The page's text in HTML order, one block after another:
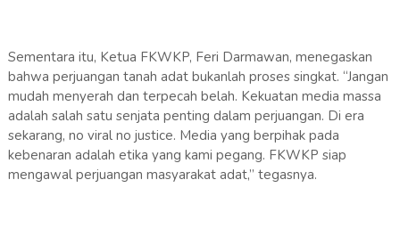
‎Sementara itu, Ketua FKWKP, Feri Darmawan, menegaskan
bahwa perjuangan tanah adat bukanlah proses singkat. “Jangan
mudah menyerah dan terpecah belah. Kekuatan media massa
adalah salah satu senjata penting dalam perjuangan. Di era
sekarang, no viral no justice. Media yang berpihak pada
kebenaran adalah etika yang kami pegang. FKWKP siap
mengawal perjuangan masyarakat adat,” tegasnya.